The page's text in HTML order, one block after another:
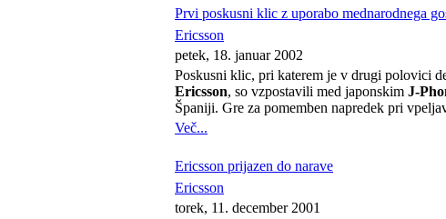
Prvi poskusni klic z uporabo mednarodnega
Ericsson
petek, 18. januar 2002
Poskusni klic, pri katerem je v drugi polovici
Ericsson, so vzpostavili med japonskim J-
Španiji. Gre za pomemben napredek pri
Več...
Ericsson prijazen do narave
Ericsson
torek, 11. december 2001